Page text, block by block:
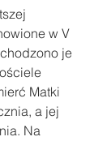
w V
je
Matki
a jej
Na